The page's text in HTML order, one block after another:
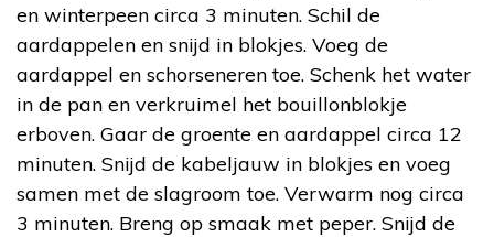
en winterpeen circa 3 minuten. Schil de
aardappelen en snijd in blokjes. Voeg de
aardappel en schorseneren toe. Schenk het water
in de pan en verkruimel het bouillonblokje
erboven. Gaar de groente en aardappel circa 12
minuten. Snijd de kabeljauw in blokjes en voeg
samen met de slagroom toe. Verwarm nog circa
3 minuten. Breng op smaak met peper. Snijd de